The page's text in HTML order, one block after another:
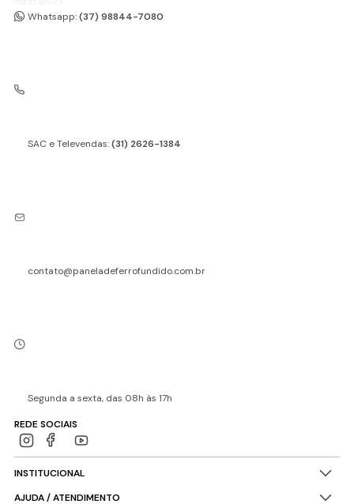
Whatsapp:(37) 98844-7080
SAC e Televendas:(31) 2626-1384
contato@paneladeferrofundido.com.br
Segunda a sexta, das 08h às 17h
REDE SOCIAIS
INSTITUCIONAL
AJUDA / ATENDIMENTO